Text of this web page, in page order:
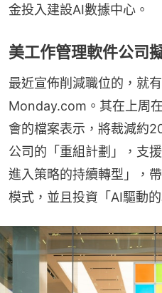
金投入建設AI數據中心。
美工作管理軟件公司
最近宣佈削減職位的，就
Monday.com。其在上周
會的檔案表示，將裁減約
公司的「重組計劃」，支
進入策略的持續轉型」，
模式，並且投資「AI驅動